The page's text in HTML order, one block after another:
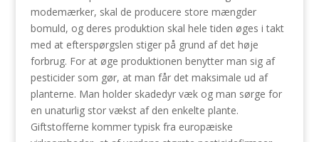
modemærker, skal de producere store mængder
bomuld, og deres produktion skal hele tiden øges i takt
med at efterspørgslen stiger på grund af det høje
forbrug. For at øge produktionen benytter man sig af
pesticider som gør, at man får det maksimale ud af
planterne. Man holder skadedyr væk og man sørge for
en unaturlig stor vækst af den enkelte plante.
Giftstofferne kommer typisk fra europæiske